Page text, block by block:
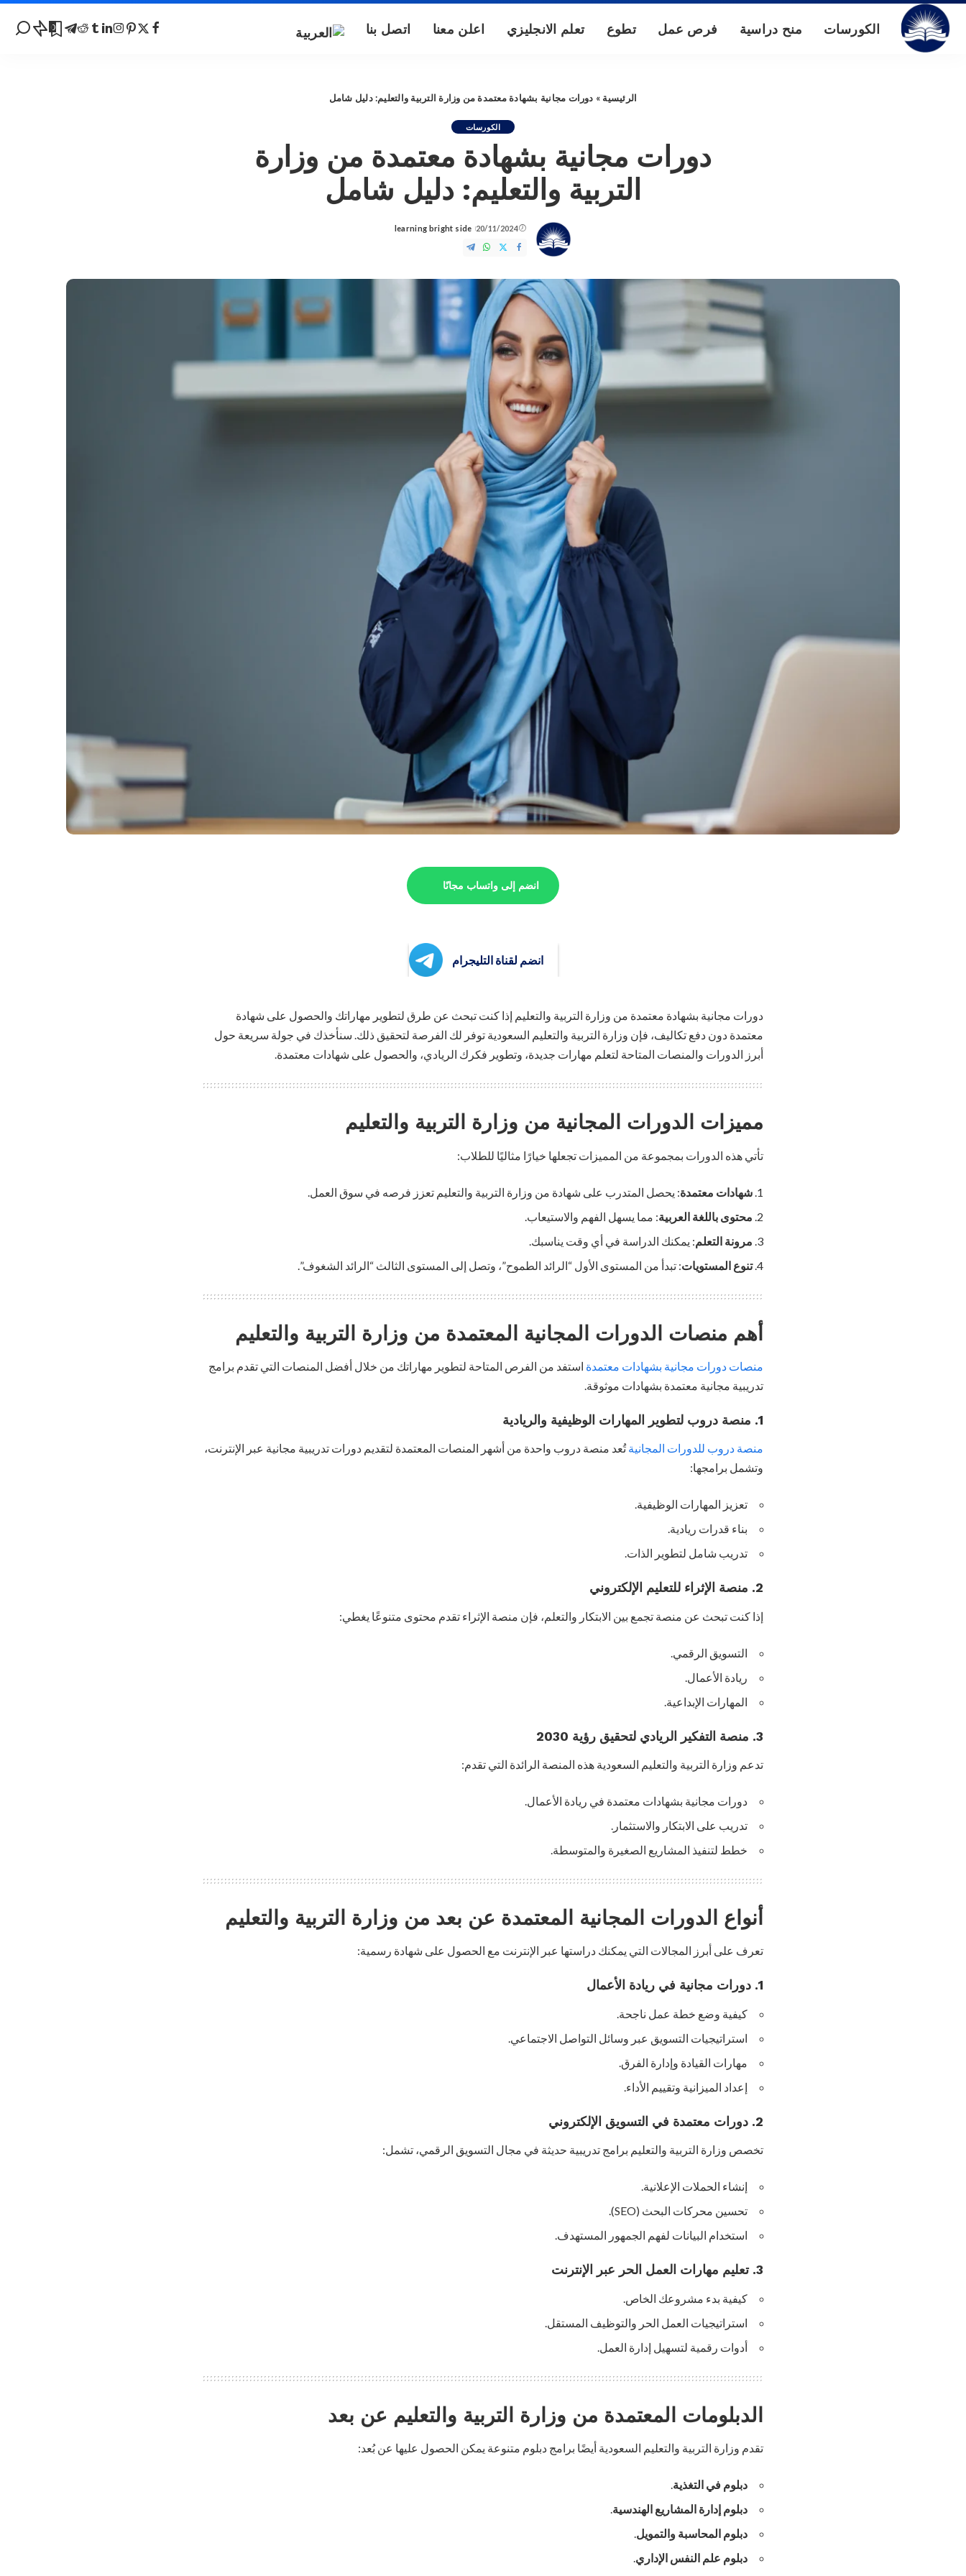
الكورسات منح دراسية فرص عمل تطوع تعلم الانجليزي اعلن معنا اتصل بنا 0
الرئيسية » دورات مجانية بشهادة معتمدة من وزارة التربية والتعليم: دليل شامل
الكورسات
دورات مجانية بشهادة معتمدة من وزارة
التربية والتعليم: دليل شامل
20/11/2024
Posted
by
learning bright side
انضم إلى واتساب مجانًا
انضم لقناة التليجرام
دورات مجانية بشهادة معتمدة من وزارة التربية والتعليم إذا كنت تبحث عن طرق لتطوير مهاراتك والحصول على شهادة
معتمدة دون دفع تكاليف، فإن وزارة التربية والتعليم السعودية توفر لك الفرصة لتحقيق ذلك. سنأخذك في جولة سريعة حول
أبرز الدورات والمنصات المتاحة لتعلم مهارات جديدة، وتطوير فكرك الريادي، والحصول على شهادات معتمدة.
مميزات الدورات المجانية من وزارة التربية والتعليم
تأتي هذه الدورات بمجموعة من المميزات تجعلها خيارًا مثاليًا للطلاب:
شهادات معتمدة: يحصل المتدرب على شهادة من وزارة التربية والتعليم تعزز فرصه في سوق العمل.
محتوى باللغة العربية: مما يسهل الفهم والاستيعاب.
مرونة التعلم : يمكنك الدراسة في أي وقت يناسبك.
تنوع المستويات: تبدأ من المستوى الأول “الرائد الطموح”، وتصل إلى المستوى الثالث “الرائد الشغوف”.
أهم منصات الدورات المجانية المعتمدة من وزارة التربية والتعليم
منصات دورات مجانية بشهادات معتمدة استفد من الفرص المتاحة لتطوير مهاراتك من خلال أفضل المنصات التي تقدم برامج
تدريبية مجانية معتمدة بشهادات موثوقة.
1. منصة دروب لتطوير المهارات الوظيفية والريادية
منصة دروب للدورات المجانيةتُعد منصة دروب واحدة من أشهر المنصات المعتمدة لتقديم دورات تدريبية مجانية عبر الإنترنت،
وتشمل برامجها:
تعزيز المهارات الوظيفية.
بناء قدرات ريادية.
تدريب شامل لتطوير الذات.
2. منصة الإثراء للتعليم الإلكتروني
إذا كنت تبحث عن منصة تجمع بين الابتكار والتعلم، فإن منصة الإثراء تقدم محتوى متنوعًا يغطي:
التسويق الرقمي.
ريادة الأعمال.
المهارات الإبداعية.
3. منصة التفكير الريادي لتحقيق رؤية 2030
تدعم وزارة التربية والتعليم السعودية هذه المنصة الرائدة التي تقدم:
دورات مجانية بشهادات معتمدة في ريادة الأعمال.
تدريب على الابتكار والاستثمار.
خطط لتنفيذ المشاريع الصغيرة والمتوسطة.
أنواع الدورات المجانية المعتمدة عن بعد من وزارة التربية والتعليم
تعرف على أبرز المجالات التي يمكنك دراستها عبر الإنترنت مع الحصول على شهادة رسمية:
1. دورات مجانية في ريادة الأعمال
كيفية وضع خطة عمل ناجحة.
استراتيجيات التسويق عبر وسائل التواصل الاجتماعي.
مهارات القيادة وإدارة الفرق.
إعداد الميزانية وتقييم الأداء.
2. دورات معتمدة في التسويق الإلكتروني
تخصص وزارة التربية والتعليم برامج تدريبية حديثة في مجال التسويق الرقمي، تشمل:
إنشاء الحملات الإعلانية.
تحسين محركات البحث (SEO).
استخدام البيانات لفهم الجمهور المستهدف.
3. تعليم مهارات العمل الحر عبر الإنترنت
كيفية بدء مشروعك الخاص.
استراتيجيات العمل الحر والتوظيف المستقل.
أدوات رقمية لتسهيل إدارة العمل.
الدبلومات المعتمدة من وزارة التربية والتعليم عن بعد
تقدم وزارة التربية والتعليم السعودية أيضًا برامج دبلوم متنوعة يمكن الحصول عليها عن بُعد:
دبلوم في التغذية.
دبلوم إدارة المشاريع الهندسية.
دبلوم المحاسبة والتمويل.
دبلوم علم النفس الإداري.